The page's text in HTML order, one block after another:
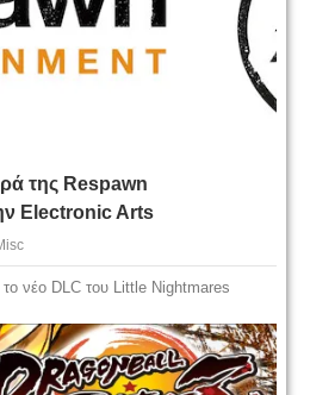
της Respawn
Electronic Arts
νέο DLC του Little Nightmares